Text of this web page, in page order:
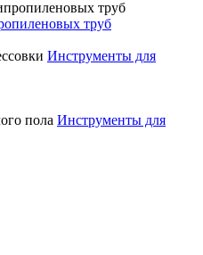
труб
Инструменты для
Инструменты для